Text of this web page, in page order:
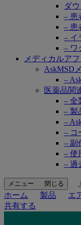
ダ
– 患
– 患
– イ
– ワ
メディカルア
AskMSD
–
医薬品関
– 全
– 製
–
– コ
– 副
– 使
– 過
メニュー 閉じる
ホーム
製品 エ
共有する